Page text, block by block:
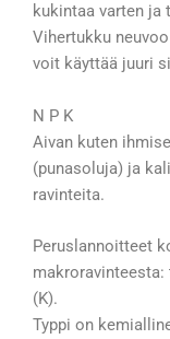
kukintaa varten ja
Vihertukku
voit käyttää juuri
N P K
Aivan kuten
(punasoluja) ja
ravinteita.
Peruslannoitteet
(K).
Typpi on